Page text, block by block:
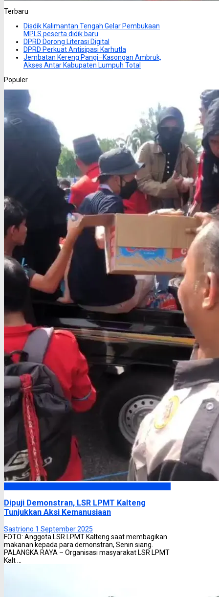
Terbaru
Disdik Kalimantan Tengah Gelar Pembukaan
MPLS peserta didik baru
DPRD Dorong Literasi Digital
DPRD Perkuat Antisipasi Karhutla
Jembatan Kereng Pangi–Kasongan Ambruk,
Akses Antar Kabupaten Lumpuh Total
Populer
Dipuji Demonstran, LSR LPMT Kalteng
Tunjukkan Aksi Kemanusiaan
Sastriono 1 September 2025
FOTO: Anggota LSR LPMT Kalteng saat membagikan
makanan kepada para demonstran, Senin siang.
PALANGKA RAYA – Organisasi masyarakat LSR LPMT
Kalt ...